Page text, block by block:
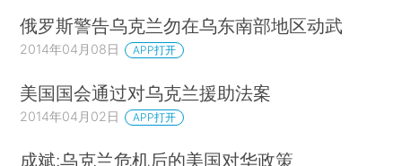
俄罗斯警告乌克兰勿在乌东南部地区动武
2014年04月08日 APP打开
美国国会通过对乌克兰援助法案
2014年04月02日 APP打开
成斌:乌克兰危机后的美国对华政策